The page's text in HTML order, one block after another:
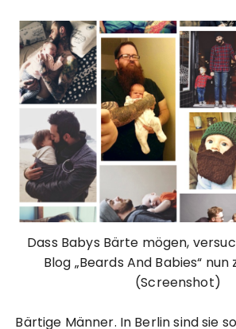
Dass Babys Bärte mögen,
Blog „Beards And Babies“ nun
(Screenshot)
Bärtige Männer. In Berlin sind sie